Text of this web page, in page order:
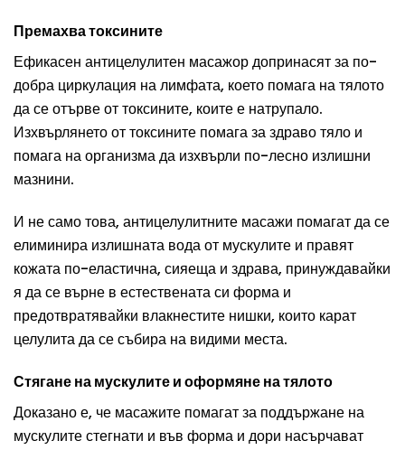
Премахва токсините
Ефикасен антицелулитен масажор допринасят за по-
добра циркулация на лимфата, което помага на тялото
да се отърве от токсините, коите е натрупало.
Изхвърлянето от токсините помага за здраво тяло и
помага на организма да изхвърли по-лесно излишни
мазнини.
И не само това, антицелулитните масажи помагат да се
елиминира излишната вода от мускулите и правят
кожата по-еластична, сияеща и здрава, принуждавайки
я да се върне в естествената си форма и
предотвратявайки влакнестите нишки, които карат
целулита да се събира на видими места.
Стягане на мускулите и оформяне на тялото
Доказано е, че масажите помагат за поддържане на
мускулите стегнати и във форма и дори насърчават